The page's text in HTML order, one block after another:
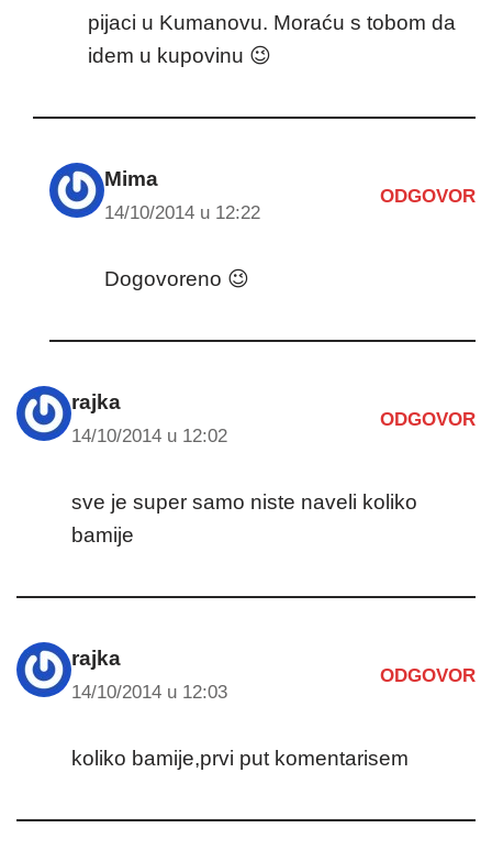
pijaci u Kumanovu. Moraću s tobom da
idem u kupovinu 😉
Mima
14/10/2014 u 12:22
ODGOVOR
Dogovoreno 😉
rajka
14/10/2014 u 12:02
ODGOVOR
sve je super samo niste naveli koliko
bamije
rajka
14/10/2014 u 12:03
ODGOVOR
koliko bamije,prvi put komentarisem